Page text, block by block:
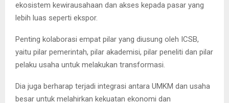
ekosistem kewirausahaan dan akses kepada pasar yang
lebih luas seperti ekspor.
Penting kolaborasi empat pilar yang diusung oleh ICSB,
yaitu pilar pemerintah, pilar akademisi, pilar peneliti dan pilar
pelaku usaha untuk melakukan transformasi.
Dia juga berharap terjadi integrasi antara UMKM dan usaha
besar untuk melahirkan kekuatan ekonomi dan